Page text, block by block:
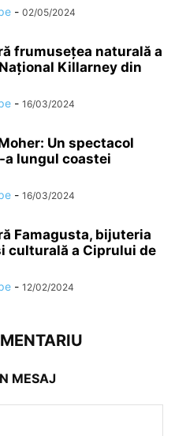
- 02/05/2024
frumusețea naturală a
Killarney din
- 16/03/2024
Un spectacol
a lungul coastei
- 16/03/2024
Famagusta, bijuteria
culturală a Ciprului de
- 12/02/2024
MESAJ